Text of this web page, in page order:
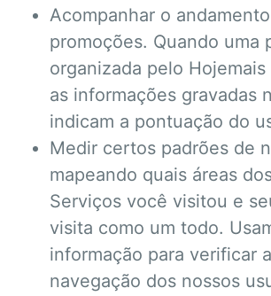
Acompanhar o
promoções. Quando uma
organizada pelo
as informações gravadas
indicam a pontuação do
Medir certos padrões de
mapeando quais áreas
Serviços você visitou e
visita como um todo.
informação para verificar
navegação dos nossos